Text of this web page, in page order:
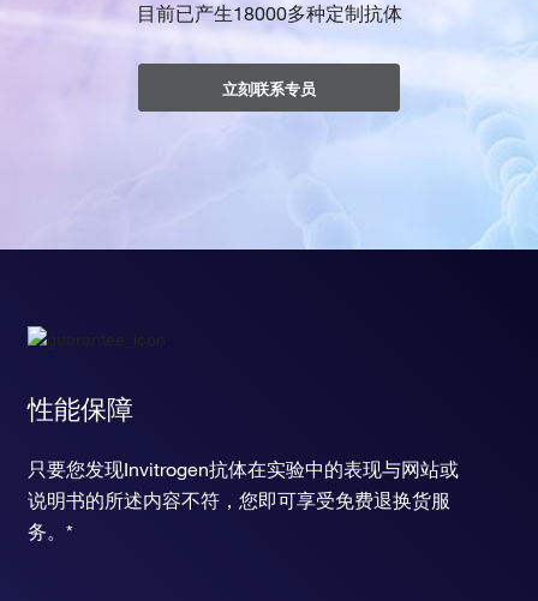
目前已产生18000多种定制抗体
立刻联系专员
性能保障
只要您发现Invitrogen抗体在实验中的表现与网站或
说明书的所述内容不符，您即可享受免费退换货服
务。*